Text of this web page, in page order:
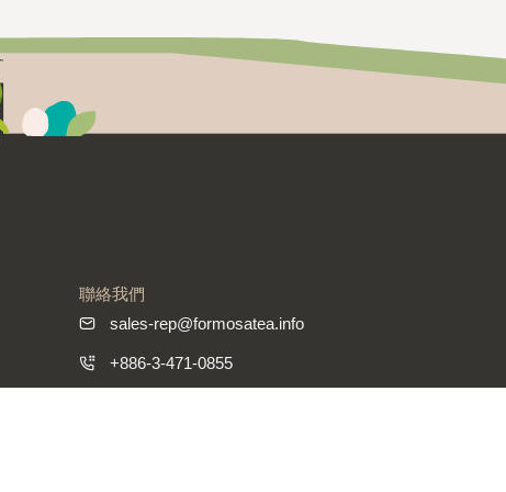
聯絡我們
sales-rep@formosatea.info
+886-3-471-0855